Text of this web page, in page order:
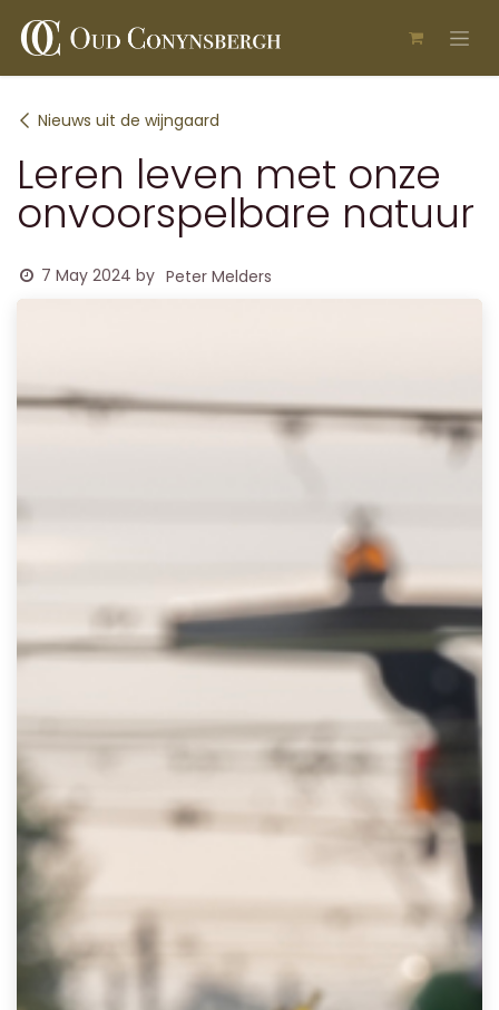
Nieuws uit de wijngaard
Leren leven met onze
onvoorspelbare natuur
7 May 2024 by Peter Melders